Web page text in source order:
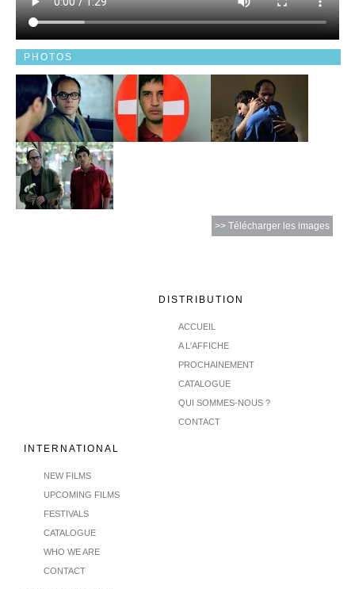
PHOTOS
>> Télécharger les images
DISTRIBUTION
ACCUEIL
A L'AFFICHE
PROCHAINEMENT
CATALOGUE
QUI SOMMES-NOUS ?
CONTACT
INTERNATIONAL
NEW FILMS
UPCOMING FILMS
FESTIVALS
CATALOGUE
WHO WE ARE
CONTACT